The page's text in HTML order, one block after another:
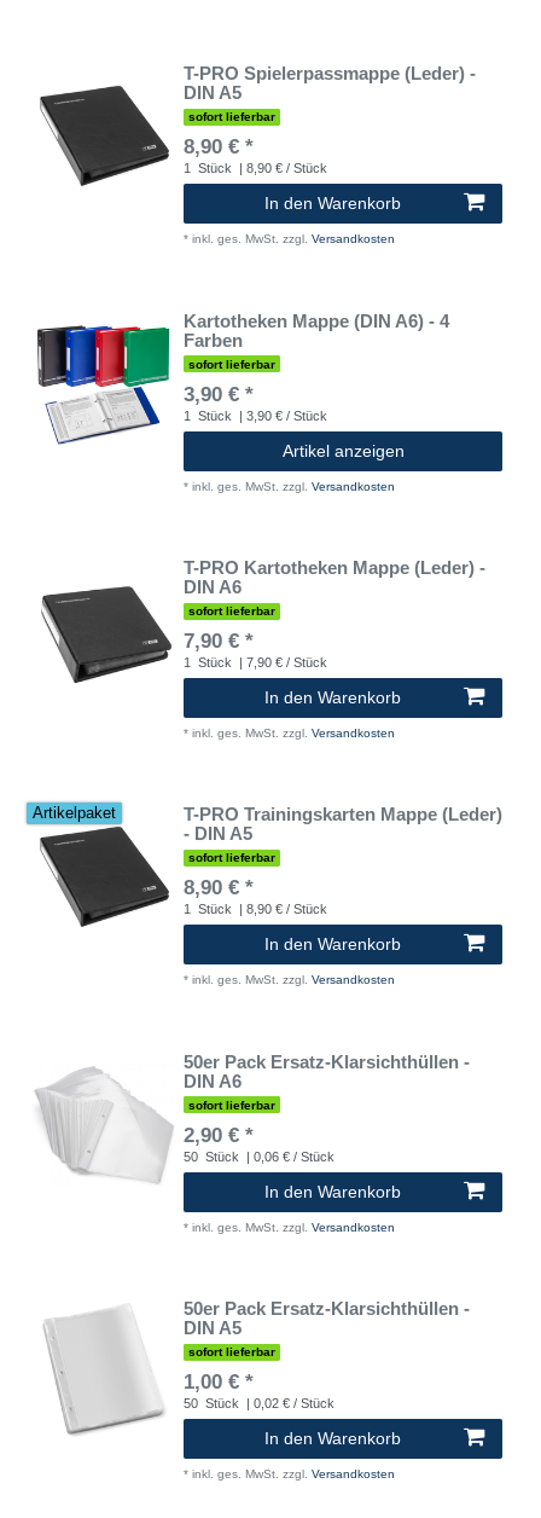
T-PRO Spielerpassmappe (Leder) -
DIN A5
sofort lieferbar
8,90 € *
1 Stück | 8,90 € / Stück
In den Warenkorb
* inkl. ges. MwSt. zzgl. Versandkosten
Kartotheken Mappe (DIN A6) - 4
Farben
sofort lieferbar
3,90 € *
1 Stück | 3,90 € / Stück
Artikel anzeigen
* inkl. ges. MwSt. zzgl. Versandkosten
T-PRO Kartotheken Mappe (Leder) -
DIN A6
sofort lieferbar
7,90 € *
1 Stück | 7,90 € / Stück
In den Warenkorb
* inkl. ges. MwSt. zzgl. Versandkosten
Artikelpaket
T-PRO Trainingskarten Mappe (Leder)
- DIN A5
sofort lieferbar
8,90 € *
1 Stück | 8,90 € / Stück
In den Warenkorb
* inkl. ges. MwSt. zzgl. Versandkosten
50er Pack Ersatz-Klarsichthüllen -
DIN A6
sofort lieferbar
2,90 € *
50 Stück | 0,06 € / Stück
In den Warenkorb
* inkl. ges. MwSt. zzgl. Versandkosten
50er Pack Ersatz-Klarsichthüllen -
DIN A5
sofort lieferbar
1,00 € *
50 Stück | 0,02 € / Stück
In den Warenkorb
* inkl. ges. MwSt. zzgl. Versandkosten